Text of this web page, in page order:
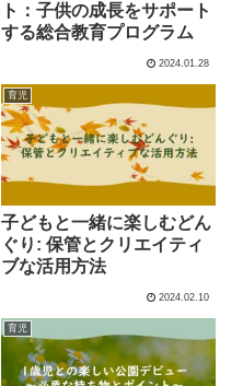
ト：子供の成長をサポート
する総合教育プログラム
2024.01.28
育児
子どもと一緒に楽しむどん
ぐり: 保管とクリエイティ
ブな活用方法
2024.02.10
育児